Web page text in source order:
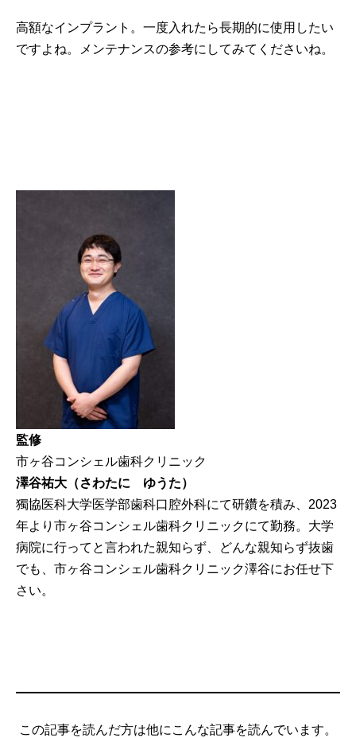
高額なインプラント。一度入れたら長期的に使用したい
ですよね。メンテナンスの参考にしてみてくださいね。
監修
市ヶ谷コンシェル歯科クリニック
澤谷祐大（さわたに ゆうた）
獨協医科大学医学部歯科口腔外科にて研鑽を積み、2023
年より市ヶ谷コンシェル歯科クリニックにて勤務。大学
病院に行ってと言われた親知らず、どんな親知らず抜歯
でも、市ヶ谷コンシェル歯科クリニック澤谷にお任せ下
さい。
この記事を読んだ方は他にこんな記事を読んでいます。